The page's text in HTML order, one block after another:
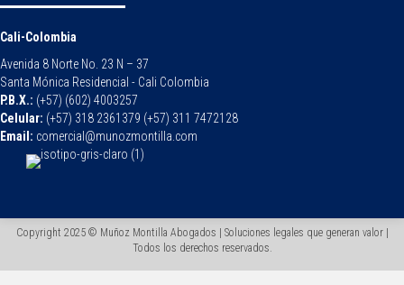
Cali-Colombia
Avenida 8 Norte No. 23 N – 37
Santa Mónica Residencial - Cali Colombia
P.B.X.: (+57) (602) 4003257
Celular: (+57) 318 2361379 (+57) 311 7472128
Email: comercial@munozmontilla.com
Copyright 2025 © Muñoz Montilla Abogados | Soluciones legales que generan valor |
Todos los derechos reservados.